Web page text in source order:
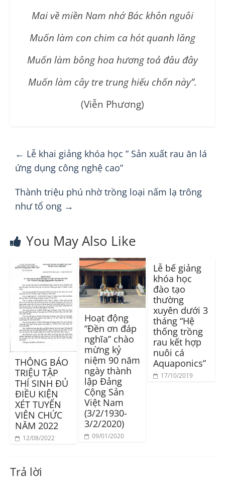
Mai về miền Nam nhớ Bác khôn nguôi
Muốn làm con chim ca hót quanh lăng
Muốn làm bông hoa hương toả đâu đây
Muốn làm cây tre trung hiếu chốn này”.
(Viễn Phương)
← Lễ khai giảng khóa học ” Sản xuất rau ăn lá
ứng dụng công nghệ cao”
Thành triệu phú nhờ trồng loại nấm lạ trông
như tổ ong →
You May Also Like
THÔNG BÁO
TRIỆU TẬP
THÍ SINH ĐỦ
ĐIỀU KIỆN
XÉT TUYỂN
VIÊN CHỨC
NĂM 2022
12/08/2022
Hoạt động
“Đền ơn đáp
nghĩa” chào
mừng kỷ
niệm 90 năm
ngày thành
lập Đảng
Cộng Sản
Việt Nam
(3/2/1930-
3/2/2020)
09/01/2020
Lễ bế giảng
khóa học
đào tạo
thường
xuyên dưới 3
tháng “Hệ
thống trồng
rau kết hợp
nuôi cá
Aquaponics”
17/10/2019
Trả lời